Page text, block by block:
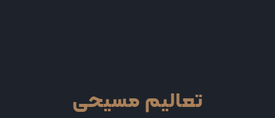
تعالیم مسیحی